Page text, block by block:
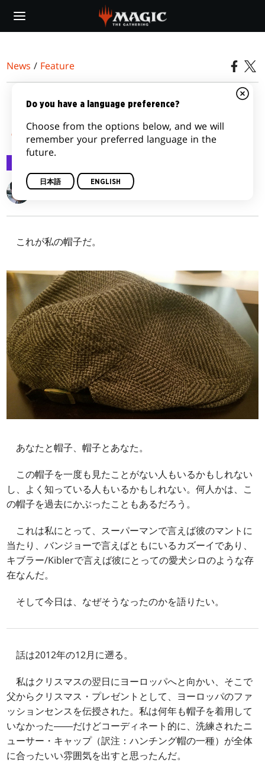
main
News / Feature
トピカル・ジュース＃
４ 少年と彼の帽子
Gavin Verhey
これが私の帽子だ。
あなたと帽子、帽子とあなた。
この帽子を一度も見たことがない人もいるかもしれない
し、よく知っている人もいるかもしれない。何人かは、こ
の帽子を過去にかぶったこともあるだろう。
これは私にとって、スーパーマンで言えば彼のマントに
当たり、バンジョーで言えばともにいるカズーイであり、
キブラー/Kiblerで言えば彼にとっての愛犬シロのような存
在なんだ。
そして今日は、なぜそうなったのかを語りたい。
話は2012年の12月に遡る。
私はクリスマスの翌日にヨーロッパへと向かい、そこで
父からクリスマス・プレゼントとして、ヨーロッパのファ
ッションセンスを伝授された。私は何年も帽子を着用して
いなかった――だけどコーディネート的に、洗練されたニ
ューサー・キャップ（訳注：ハンチング帽の一種）が全体
に合ったいい雰囲気を出すと思ったんだ。
Do you have a language preference?
Choose from the options below, and we will
remember your preferred language in the
future.
日本語 ENGLISH